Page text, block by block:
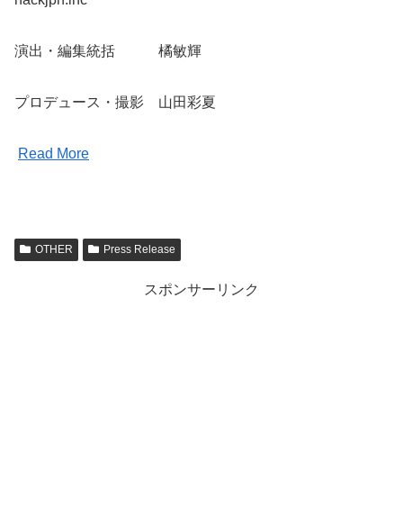
演出・編集統括 橘敏輝
プロデュース・撮影 山田彩夏
Read More
OTHER Press Release
スポンサーリンク